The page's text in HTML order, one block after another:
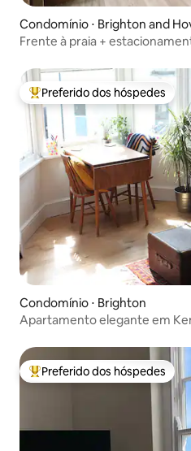
Condomínio ⋅ Brighton and
Frente à praia +
Entre os melhores preferidos
Preferido dos hóspedes
Condomínio ⋅ Brighton
Apartamento elegante em
Entre os melhores preferidos
Preferido dos hóspedes